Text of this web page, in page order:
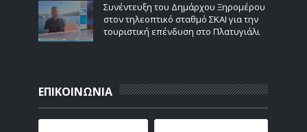
Συνέντευξη του Δημάρχου Ξηρομέρου
στον τηλεοπτικό σταθμό ΣΚΑΙ για την
τουριστική επένδυση στο Πλατυγιάλι
ΕΠΙΚΟΙΝΩΝΙΑ